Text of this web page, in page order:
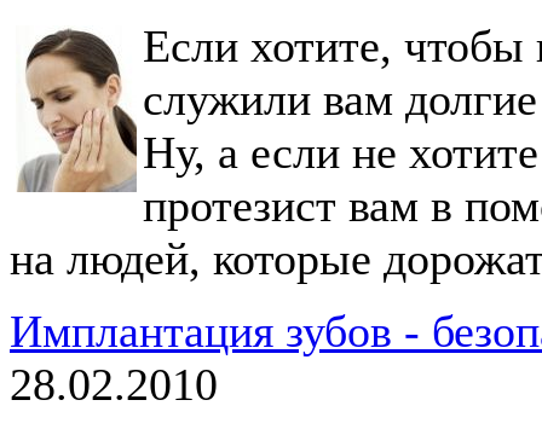
Если хотите,
служили вам
Ну, а если не
протезист вам в
на людей, которые
Имплантация зубов -
28.02.2010